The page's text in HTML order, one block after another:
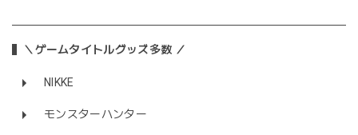
＼ゲームタイトルグッズ多数 ／
NIKKE
モンスターハンター